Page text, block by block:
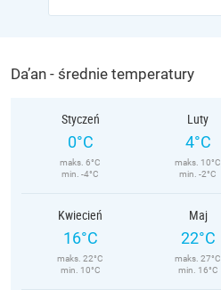
Da’an - średnie temperatury
Styczeń
0°C
maks. 6°C
min. -4°C
Luty
4°C
maks. 10°C
min. -2°C
Kwiecień
16°C
maks. 22°C
min. 10°C
Maj
22°C
maks. 27°C
min. 16°C